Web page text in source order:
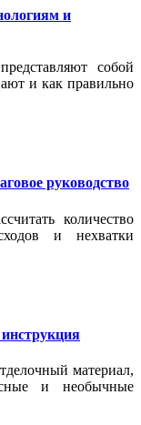
и
собой
и как правильно
руководство
количество
и нехватки
материал,
и необычные